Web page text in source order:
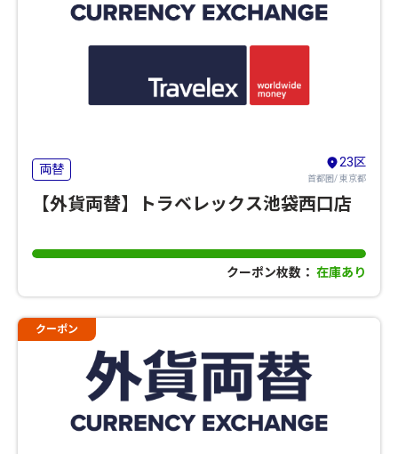
両替 23区
首都圏/ 東京都
【外貨両替】トラベレックス池袋西口店
クーポン枚数： 在庫あり
クーポン